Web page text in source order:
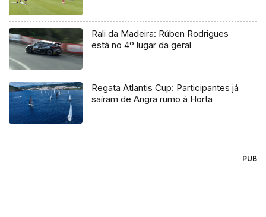
Rali da Madeira: Rúben Rodrigues
está no 4º lugar da geral
Regata Atlantis Cup: Participantes já
saíram de Angra rumo à Horta
PUB